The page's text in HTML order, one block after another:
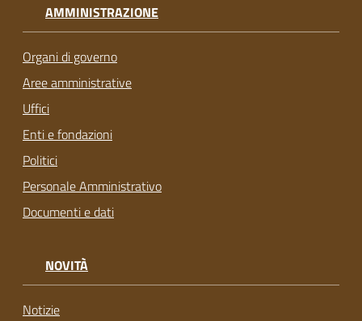
AMMINISTRAZIONE
Organi di governo
Aree amministrative
Uffici
Enti e fondazioni
Politici
Personale Amministrativo
Documenti e dati
NOVITÀ
Notizie